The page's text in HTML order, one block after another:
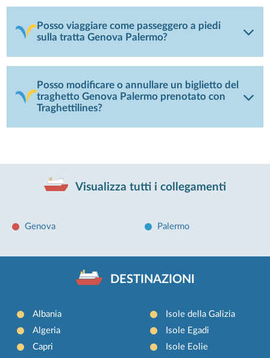
Posso viaggiare come passeggero a piedi
sulla tratta Genova Palermo?
Posso modificare o annullare un biglietto del
traghetto Genova Palermo prenotato con
Traghettilines?
Visualizza tutti i collegamenti
Genova Palermo
DESTINAZIONI
Albania
Algeria
Capri
Isole della Galizia
Isole Egadi
Isole Eolie